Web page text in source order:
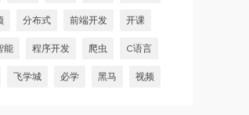
分布式 前端开发 开课
能 程序开发 爬虫 C语言
飞学城 必学 黑马 视频